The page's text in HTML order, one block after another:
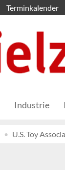
Terminkalender
Industrie
U.S. Toy